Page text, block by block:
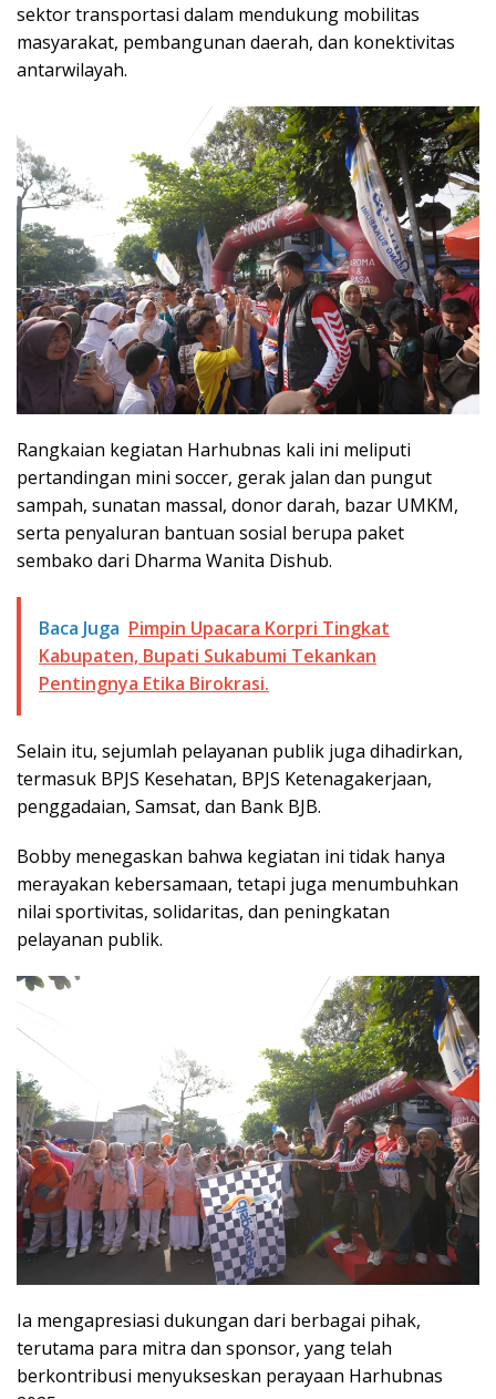
sektor transportasi dalam mendukung mobilitas
masyarakat, pembangunan daerah, dan konektivitas
antarwilayah.
Rangkaian kegiatan Harhubnas kali ini meliputi
pertandingan mini soccer, gerak jalan dan pungut
sampah, sunatan massal, donor darah, bazar UMKM,
serta penyaluran bantuan sosial berupa paket
sembako dari Dharma Wanita Dishub.
Baca Juga Pimpin Upacara Korpri Tingkat
Kabupaten, Bupati Sukabumi Tekankan
Pentingnya Etika Birokrasi.
Selain itu, sejumlah pelayanan publik juga dihadirkan,
termasuk BPJS Kesehatan, BPJS Ketenagakerjaan,
penggadaian, Samsat, dan Bank BJB.
Bobby menegaskan bahwa kegiatan ini tidak hanya
merayakan kebersamaan, tetapi juga menumbuhkan
nilai sportivitas, solidaritas, dan peningkatan
pelayanan publik.
Ia mengapresiasi dukungan dari berbagai pihak,
terutama para mitra dan sponsor, yang telah
berkontribusi menyukseskan perayaan Harhubnas